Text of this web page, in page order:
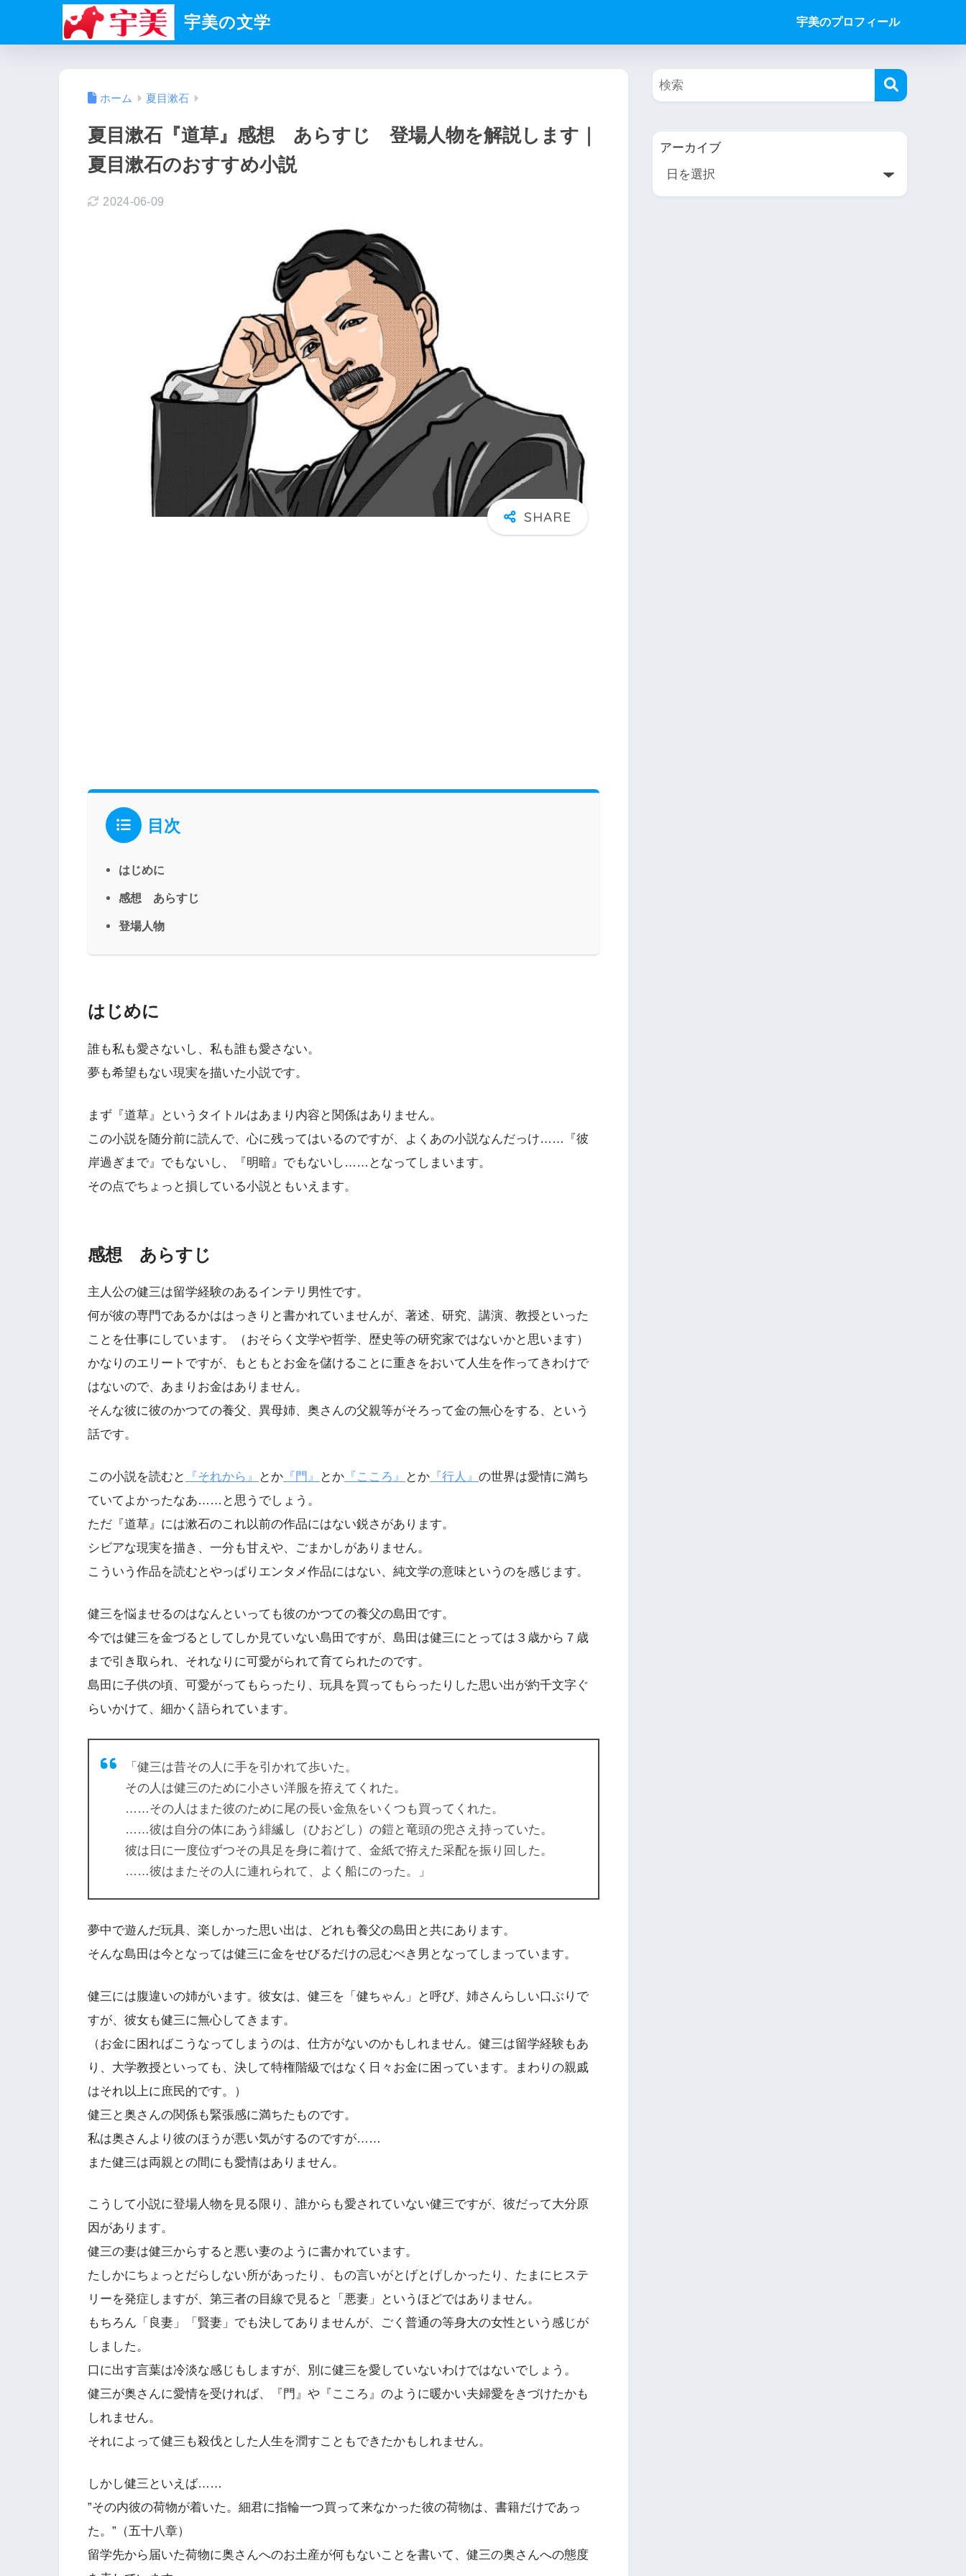
宇美の文学 宇美のプロフィール
ホーム 夏目漱石
夏目漱石『道草』感想 あらすじ 登場人物を解説します｜
夏目漱石のおすすめ小説
2024-06-09
目次
はじめに
感想 あらすじ
登場人物
はじめに
誰も私も愛さないし、私も誰も愛さない。
夢も希望もない現実を描いた小説です。
まず『道草』というタイトルはあまり内容と関係はありません。
この小説を随分前に読んで、心に残ってはいるのですが、よくあの小説なんだっけ……『彼
岸過ぎまで』でもないし、『明暗』でもないし……となってしまいます。
その点でちょっと損している小説ともいえます。
感想 あらすじ
主人公の健三は留学経験のあるインテリ男性です。
何が彼の専門であるかははっきりと書かれていませんが、著述、研究、講演、教授といった
ことを仕事にしています。（おそらく文学や哲学、歴史等の研究家ではないかと思います）
かなりのエリートですが、もともとお金を儲けることに重きをおいて人生を作ってきわけで
はないので、あまりお金はありません。
そんな彼に彼のかつての養父、異母姉、奥さんの父親等がそろって金の無心をする、という
話です。
この小説を読むと 『それから』 とか 『門』 とか 『こころ』 とか 『行人』 の世界は愛情に満ち
ていてよかったなあ……と思うでしょう。
ただ『道草』には漱石のこれ以前の作品にはない鋭さがあります。
シビアな現実を描き、一分も甘えや、ごまかしがありません。
こういう作品を読むとやっぱりエンタメ作品にはない、純文学の意味というのを感じます。
健三を悩ませるのはなんといっても彼のかつての養父の島田です。
今では健三を金づるとしてしか見ていない島田ですが、島田は健三にとっては３歳から７歳
まで引き取られ、それなりに可愛がられて育てられたのです。
島田に子供の頃、可愛がってもらったり、玩具を買ってもらったりした思い出が約千文字ぐ
らいかけて、細かく語られています。
「健三は昔その人に手を引かれて歩いた。
その人は健三のために小さい洋服を拵えてくれた。
……その人はまた彼のために尾の長い金魚をいくつも買ってくれた。
……彼は自分の体にあう緋縅し（ひおどし）の鎧と竜頭の兜さえ持っていた。
彼は日に一度位ずつその具足を身に着けて、金紙で拵えた采配を振り回した。
……彼はまたその人に連れられて、よく船にのった。」
夢中で遊んだ玩具、楽しかった思い出は、どれも養父の島田と共にあります。
そんな島田は今となっては健三に金をせびるだけの忌むべき男となってしまっています。
健三には腹違いの姉がいます。彼女は、健三を「健ちゃん」と呼び、姉さんらしい口ぶりで
すが、彼女も健三に無心してきます。
（お金に困ればこうなってしまうのは、仕方がないのかもしれません。健三は留学経験もあ
り、大学教授といっても、決して特権階級ではなく日々お金に困っています。まわりの親戚
はそれ以上に庶民的です。）
健三と奥さんの関係も緊張感に満ちたものです。
私は奥さんより彼のほうが悪い気がするのですが……
また健三は両親との間にも愛情はありません。
こうして小説に登場人物を見る限り、誰からも愛されていない健三ですが、彼だって大分原
因があります。
健三の妻は健三からすると悪い妻のように書かれています。
たしかにちょっとだらしない所があったり、もの言いがとげとげしかったり、たまにヒステ
リーを発症しますが、第三者の目線で見ると「悪妻」というほどではありません。
もちろん「良妻」「賢妻」でも決してありませんが、ごく普通の等身大の女性という感じが
しました。
口に出す言葉は冷淡な感じもしますが、別に健三を愛していないわけではないでしょう。
健三が奥さんに愛情を受ければ、『門』や『こころ』のように暖かい夫婦愛をきづけたかも
しれません。
それによって健三も殺伐とした人生を潤すこともできたかもしれません。
しかし健三といえば……
”その内彼の荷物が着いた。細君に指輪一つ買って来なかった彼の荷物は、書籍だけであっ
た。”（五十八章）
留学先から届いた荷物に奥さんへのお土産が何もないことを書いて、健三の奥さんへの態度
アーカイブ